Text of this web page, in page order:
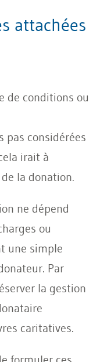
attachées
de conditions ou
pas considérées
irait à
la donation.
ne dépend
ou
une simple
Par
la gestion
caritatives.